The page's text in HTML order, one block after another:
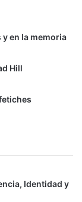
en la memoria
Hill
Identidad y